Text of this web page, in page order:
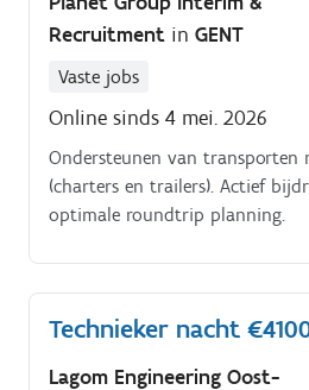
Recruitment in GENT
Vaste jobs
Online sinds 4 mei. 2026
Ondersteunen van transporten
(charters en trailers). Actief
optimale roundtrip planning.
Technieker nacht
Lagom Engineering Oost-